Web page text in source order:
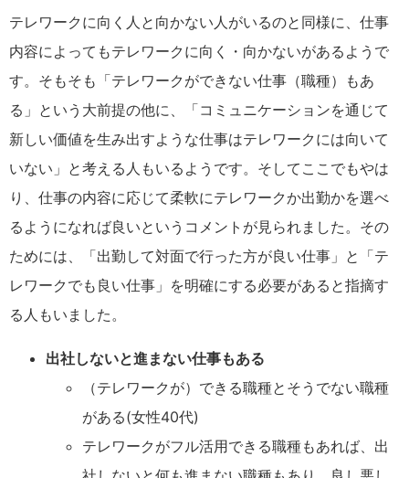
テレワークに向く人と向かない人がいるのと同様に、仕事
内容によってもテレワークに向く・向かないがあるようで
す。そもそも「テレワークができない仕事（職種）もあ
る」という大前提の他に、「コミュニケーションを通じて
新しい価値を生み出すような仕事はテレワークには向いて
いない」と考える人もいるようです。そしてここでもやは
り、仕事の内容に応じて柔軟にテレワークか出勤かを選べ
るようになれば良いというコメントが見られました。その
ためには、「出勤して対面で行った方が良い仕事」と「テ
レワークでも良い仕事」を明確にする必要があると指摘す
る人もいました。
出社しないと進まない仕事もある
（テレワークが）できる職種とそうでない職種
がある(女性40代)
テレワークがフル活用できる職種もあれば、出